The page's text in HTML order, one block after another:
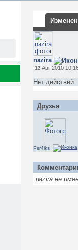
nazira
12 Авг 2010 10:16
Нет действий
Друзья
Per4iks
nazira не